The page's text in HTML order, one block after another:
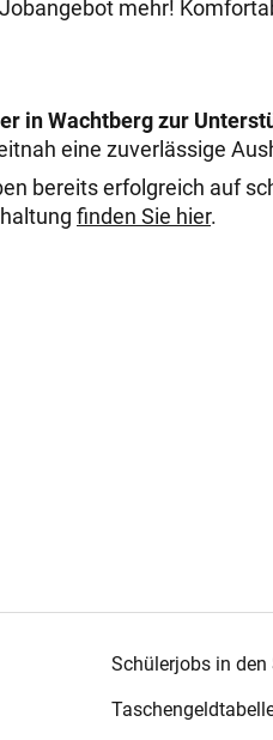
mehr!
in Wachtberg zur
eine zuverlässige
bereits erfolgreich auf
finden Sie hier.
Schülerjobs in